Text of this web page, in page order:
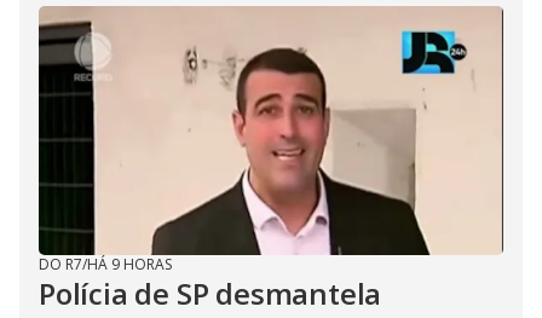
DO R7/HÁ 9 HORAS
Polícia de SP desmantela